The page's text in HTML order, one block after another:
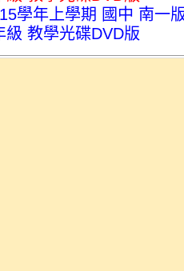
學年上學期 國中 南一
級 教學光碟DVD版